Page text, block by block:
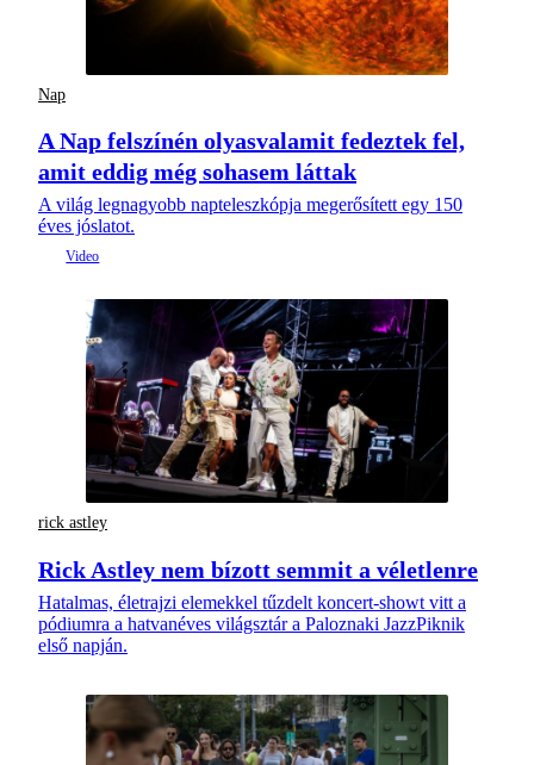
Nap
A Nap felszínén olyasvalamit fedeztek fel,
amit eddig még sohasem láttak
A világ legnagyobb napteleszkópja megerősített egy 150
éves jóslatot.
rick astley
Rick Astley nem bízott semmit a véletlenre
Hatalmas, életrajzi elemekkel tűzdelt koncert-showt vitt a
pódiumra a hatvanéves világsztár a Paloznaki JazzPiknik
első napján.